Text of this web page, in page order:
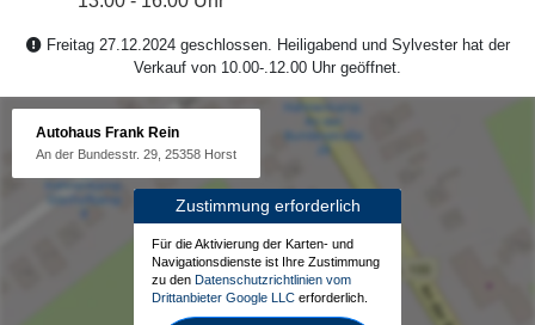
Freitag 27.12.2024 geschlossen. Heiligabend und Sylvester hat der
Verkauf von 10.00-.12.00 Uhr geöffnet.
Autohaus Frank Rein
An der Bundesstr. 29, 25358 Horst
Zustimmung erforderlich
Für die Aktivierung der Karten- und
Navigationsdienste ist Ihre Zustimmung
zu den Datenschutzrichtlinien vom
Drittanbieter Google LLC erforderlich.